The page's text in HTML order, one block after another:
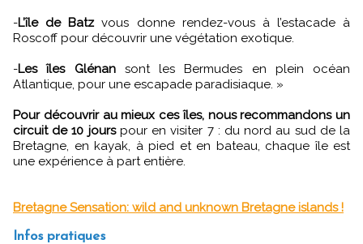
-L’île de Batzvous donne rendez-vous à l’estacade à
Roscoff pour découvrir une végétation exotique.
-Les îles Glénansont les Bermudes en plein océan
Atlantique, pour une escapade paradisiaque. »
Pour découvrir au mieux ces îles, nous recommandons un
circuit de 10 jourspour en visiter 7 : du nord au sud de la
Bretagne, en kayak, à pied et en bateau, chaque île est
une expérience à part entière.
Bretagne Sensation: wild and unknown Bretagne islands !
Infos pratiques